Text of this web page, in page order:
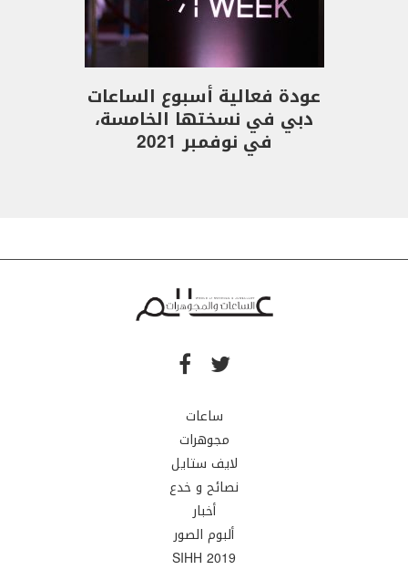
عودة فعالية أسبوع الساعات
دبي في نسختها الخامسة،
في نوفمبر 2021
ساعات
مجوهرات
لايف ستايل
نصائح و خدع
أخبار
ألبوم الصور
SIHH 2019